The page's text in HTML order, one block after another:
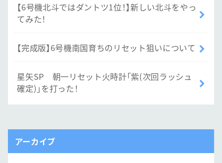
【6号機北斗ではダントツ1位！】新しい北斗をやっ
てみた！
【完成版】6号機南国育ちのリセット狙いについて
星矢SP 朝一リセット火時計「紫(次回ラッシュ
確定)」を打った！
アーカイブ